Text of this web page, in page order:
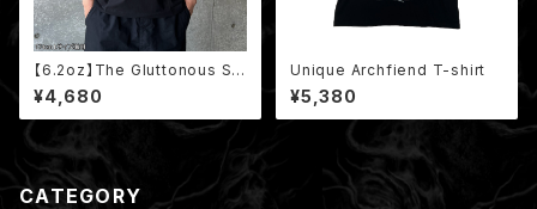
【6.2oz】The Gluttonous Sla
ughter T-shirt Purple
¥4,680
Unique Archfiend T-shirt
¥5,380
CATEGORY